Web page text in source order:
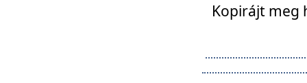
Kopirájt meg